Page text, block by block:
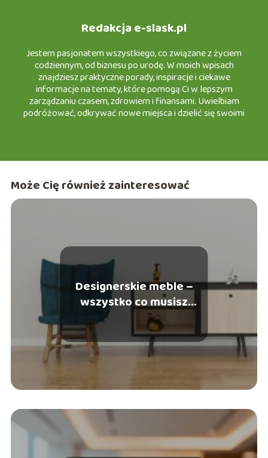
Redakcja e-slask.pl
Jestem pasjonatem wszystkiego, co związane z życiem
codziennym, od biznesu po urodę. W moich wpisach
znajdziesz praktyczne porady, inspiracje i ciekawe
informacje na tematy, które pomogą Ci w lepszym
zarządzaniu czasem, zdrowiem i finansami. Uwielbiam
podróżować, odkrywać nowe miejsca i dzielić się swoimi
coś dla siebie!
Może Cię również zainteresować
Designerskie meble –
wszystko co musisz
wiedzieć